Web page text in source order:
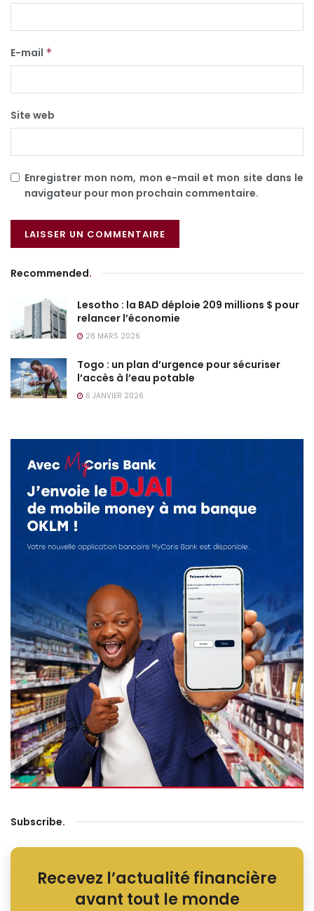
E-mail *
Site web
Enregistrer mon nom, mon e-mail et mon site dans le
navigateur pour mon prochain commentaire.
Recommended.
Lesotho : la BAD déploie 209 millions $ pour
relancer l’économie
28 MARS 2026
Togo : un plan d’urgence pour sécuriser
l’accès à l’eau potable
6 JANVIER 2026
Subscribe.
Recevez l’actualité financière
avant tout le monde